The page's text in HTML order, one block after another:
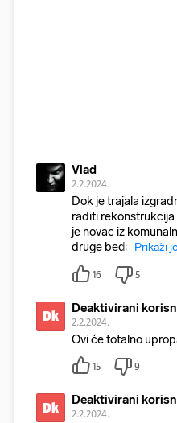
Vlad
2.2.2024.
Dok je trajala
raditi
je novac iz
druge beda Prikaži
16 5
Dk Deaktivirani
2.2.2024.
Ovi će totalno
15 9
Dk Deaktivirani
2.2.2024.